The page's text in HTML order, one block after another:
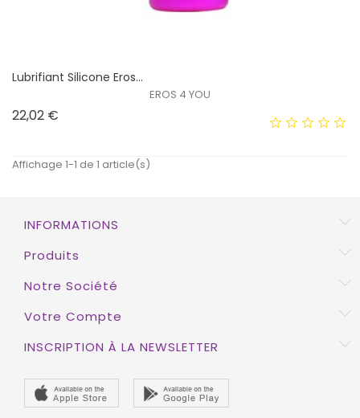
Lubrifiant Silicone Eros...
EROS 4 YOU
22,02 €
Affichage 1-1 de 1 article(s)
INFORMATIONS
Produits
Notre Société
Votre Compte
INSCRIPTION À LA NEWSLETTER